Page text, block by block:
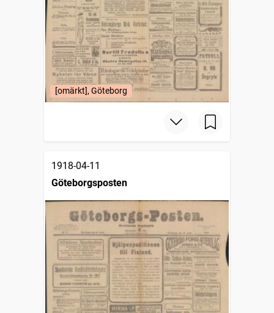
[omärkt], Göteborg
1918-04-11
Göteborgsposten